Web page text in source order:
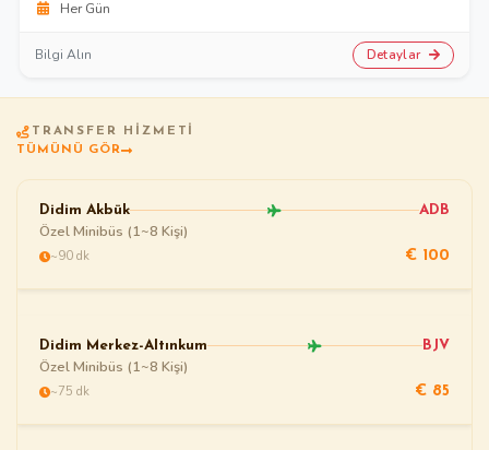
Her Gün
Bilgi Alın Detaylar
TRANSFER HIZMETI
TÜMÜNÜ GÖR
Didim Akbük ADB
Özel Minibüs (1~8 Kişi)
~90 dk € 100
Didim Merkez-Altınkum BJV
Özel Minibüs (1~8 Kişi)
~75 dk € 85